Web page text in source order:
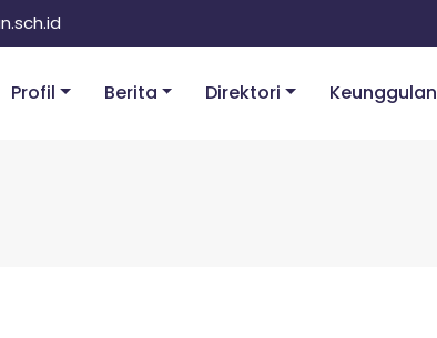
Profil Berita Direktori Keunggulan